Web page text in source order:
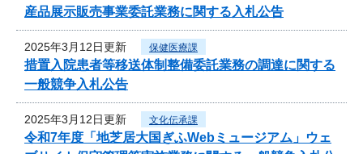
産品展示販売事業委託業務に関する入札公告
2025年3月12日更新 保健医療課
措置入院患者等移送体制整備委託業務の調達に関する
一般競争入札公告
2025年3月12日更新 文化伝承課
令和7年度「地芝居大国ぎふWebミュージアム」ウェ